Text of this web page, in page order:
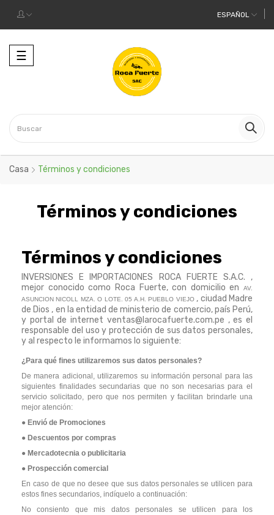
ESPAÑOL
Navegación
de
☰
Casa Términos y condiciones
Términos y condiciones
Términos y condiciones
INVERSIONES E IMPORTACIONES ROCA FUERTE S.A.C. ,
mejor conocido como Roca Fuerte, con domicilio en
AV.
ASUNCION NICOLL MZA. O LOTE. 05 A.H. PUEBLO VIEJO, ciudad Madre
de Dios , en la entidad de ministerio de comercio, país Perú,
y portal de internet ventas@larocafuerte.com.pe , es el
responsable del uso y protección de sus datos personales,
y al respecto le informamos lo siguiente:
¿Para qué fines utilizaremos sus datos personales?
De manera adicional, utilizaremos su información personal para las
siguientes finalidades secundarias que no son necesarias para el
servicio solicitado, pero que nos permiten y facilitan brindarle una
mejor atención:
● Envió de Promociones
● Descuentos por compras
● Mercadotecnia o publicitaria
● Prospección comercial
En caso de que no desee que sus datos personales se utilicen para
estos fines secundarios, indíquelo a continuación:
No consiento que mis datos personales se utilicen para los